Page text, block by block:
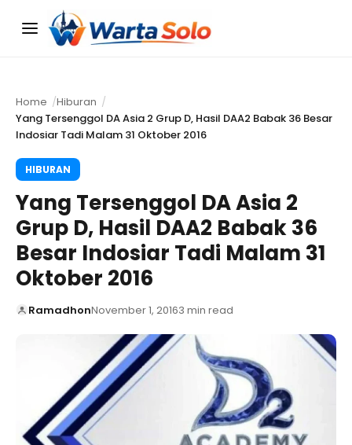
Menu
Home
Hiburan
Yang Tersenggol DA Asia 2 Grup D, Hasil DAA2 Babak 36 Besar
Indosiar Tadi Malam 31 Oktober 2016
HIBURAN
Yang Tersenggol DA Asia 2
Grup D, Hasil DAA2 Babak 36
Besar Indosiar Tadi Malam 31
Oktober 2016
RamadhonNovember 1, 20163 min read